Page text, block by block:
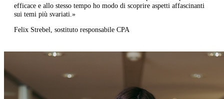
efficace e allo stesso tempo ho modo di scoprire aspetti affascinanti
sui temi più svariati.»​
Felix Strebel, sostituto responsabile CPA​